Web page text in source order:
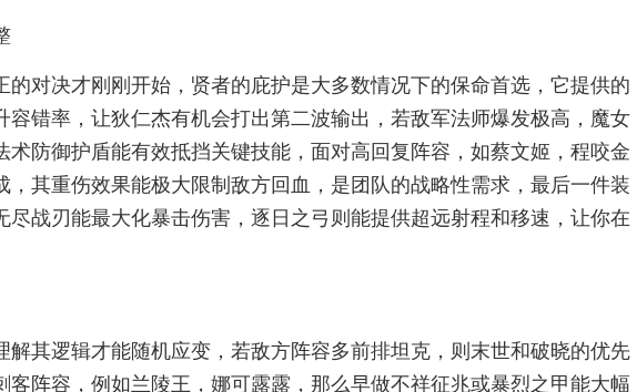
的对决才刚刚开始，贤者的庇护是大多数情况下的保命首选，它提供的
容错率，让狄仁杰有机会打出第二波输出，若敌军法师爆发极高，魔女
术防御护盾能有效抵挡关键技能，面对高回复阵容，如蔡文姬，程咬金
，其重伤效果能极大限制敌方回血，是团队的战略性需求，最后一件装
尽战刃能最大化暴击伤害，逐日之弓则能提供超远射程和移速，让你在
解其逻辑才能随机应变，若敌方阵容多前排坦克，则末世和破晓的优先
客阵容，例如兰陵王，娜可露露，那么早做不祥征兆或暴烈之甲能大幅